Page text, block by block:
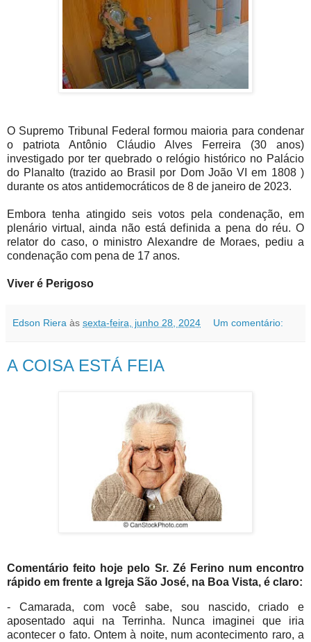
O Supremo Tribunal Federal formou maioria para condenar
o patriota Antônio Cláudio Alves Ferreira (30 anos)
investigado por ter quebrado o relógio histórico no Palácio
do Planalto (trazido ao Brasil por Dom João VI em 1808 )
durante os atos antidemocráticos de 8 de janeiro de 2023.
Embora tenha atingido seis votos pela condenação, em
plenário virtual, ainda não está definida a pena do réu. O
relator do caso, o ministro Alexandre de Moraes, pediu a
condenação com pena de 17 anos.
Viver é Perigoso
Edson Riera às sexta-feira, junho 28, 2024 Um comentário:
A COISA ESTÁ FEIA
Comentário feito hoje pelo Sr. Zé Ferino num encontro
rápido em frente a Igreja São José, na Boa Vista, é claro:
- Camarada, com você sabe, sou nascido, criado e
aposentado aqui na Terrinha. Nunca imaginei que iria
acontecer o fato. Ontem à noite, num acontecimento raro, a